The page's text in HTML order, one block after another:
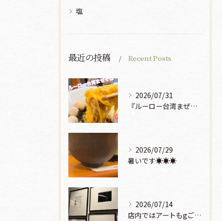
塩
最近の投稿 Recent Posts
2026/07/31
『ルーロー台湾まぜそば』930円🍜🫧
2026/07/29
暑いです☀️☀️☀️
2026/07/14
店内ではアートもgご鑑賞いただけます♡♡♡